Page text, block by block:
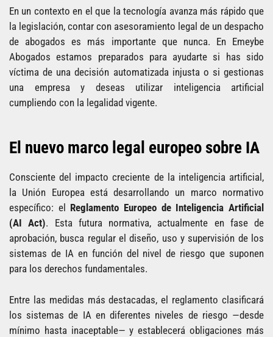
En un contexto en el que la tecnología avanza más rápido que
la legislación, contar con asesoramiento legal de un despacho
de abogados es más importante que nunca. En Emeybe
Abogados estamos preparados para ayudarte si has sido
víctima de una decisión automatizada injusta o si gestionas
una empresa y deseas utilizar inteligencia artificial
cumpliendo con la legalidad vigente.
El nuevo marco legal europeo sobre IA
Consciente del impacto creciente de la inteligencia artificial,
la Unión Europea está desarrollando un marco normativo
específico: el Reglamento Europeo de Inteligencia Artificial
(AI Act). Esta futura normativa, actualmente en fase de
aprobación, busca regular el diseño, uso y supervisión de los
sistemas de IA en función del nivel de riesgo que suponen
para los derechos fundamentales.
Entre las medidas más destacadas, el reglamento clasificará
los sistemas de IA en diferentes niveles de riesgo —desde
mínimo hasta inaceptable— y establecerá obligaciones más